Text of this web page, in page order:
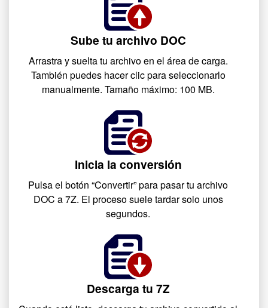
Sube tu archivo DOC
Arrastra y suelta tu archivo en el área de carga.
También puedes hacer clic para seleccionarlo
manualmente. Tamaño máximo: 100 MB.
Inicia la conversión
Pulsa el botón “Convertir” para pasar tu archivo
DOC a 7Z. El proceso suele tardar solo unos
segundos.
Descarga tu 7Z